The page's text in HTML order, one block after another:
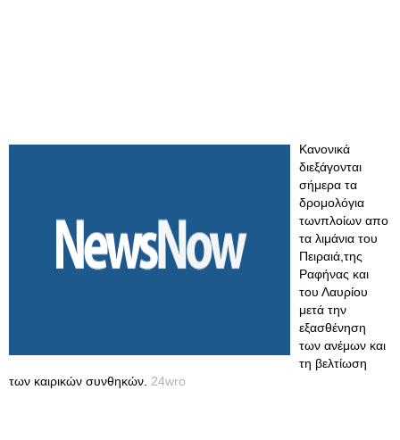
Κανονικά
διεξάγονται
σήμερα τα
δρομολόγια
τωνπλοίων απο
τα λιμάνια του
Πειραιά,της
Ραφήνας και
του Λαυρίου
μετά την
εξασθένηση
των ανέμων και
τη βελτίωση
των καιρικών συνθηκών. 24wro